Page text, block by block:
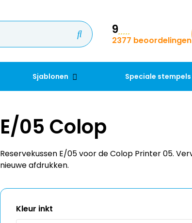
9
2377 beoordelingen
Sjablonen Speciale stempels
Krijg
Chat 24/
E/05 Colop
Reservekussen E/05 voor de Colop Printer 05.
nieuwe afdrukken.
Kleur inkt